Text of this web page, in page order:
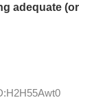
adequate (or